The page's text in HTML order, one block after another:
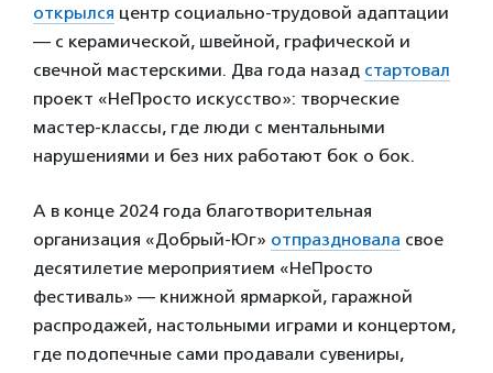
открылся центр социально-трудовой адаптации
— с керамической, швейной, графической и
свечной мастерскими. Два года назад стартовал
проект «НеПросто искусство»: творческие
мастер-классы, где люди с ментальными
нарушениями и без них работают бок о бок.
А в конце 2024 года благотворительная
организация «Добрый-Юг» отпраздновала свое
десятилетие мероприятием «НеПросто
фестиваль» — книжной ярмаркой, гаражной
распродажей, настольными играми и концертом,
где подопечные сами продавали сувениры,